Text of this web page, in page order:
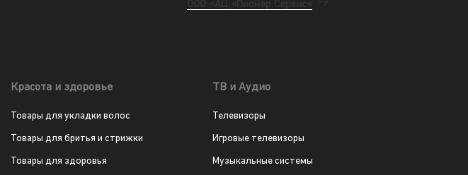
Красота и здоровье
Товары для укладки волос
Товары для бритья и стрижки
Товары для здоровья
ТВ и Аудио
Телевизоры
Игровые телевизоры
Музыкальные системы